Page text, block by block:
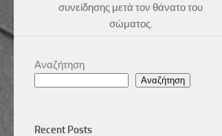
συνείδησης μετά τον θάνατο του
σώματος.
Αναζήτηση
Αναζήτηση
Recent Posts